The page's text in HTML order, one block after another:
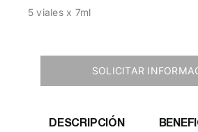
5 viales x 7ml
SOLICITAR
DESCRIPCIÓN